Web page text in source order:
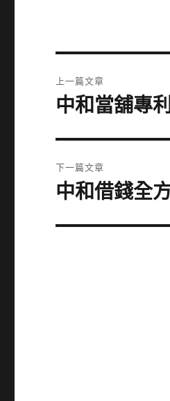
章
上一篇文章
上
篇
文
章:
中和當舖專
下一篇文章
下
篇
中和借錢全